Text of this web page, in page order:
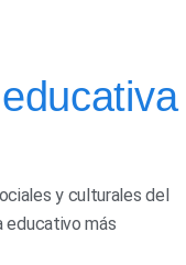
y culturales del
educativo más